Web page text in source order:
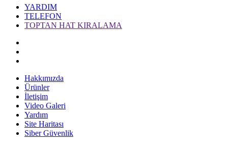
YARDIM
TELEFON
TOPTAN HAT KIRALAMA
Hakkımızda
Ürünler
İletişim
Video Galeri
Yardım
Site Haritası
Siber Güvenlik